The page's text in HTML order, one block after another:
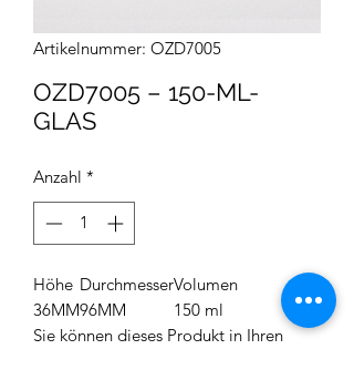
Artikelnummer: OZD7005
OZD7005 – 150-ML-
GLAS
Anzahl *
Höhe DurchmesserVolumen
36MM96MM
150 ml
Sie können dieses Produkt in Ihren